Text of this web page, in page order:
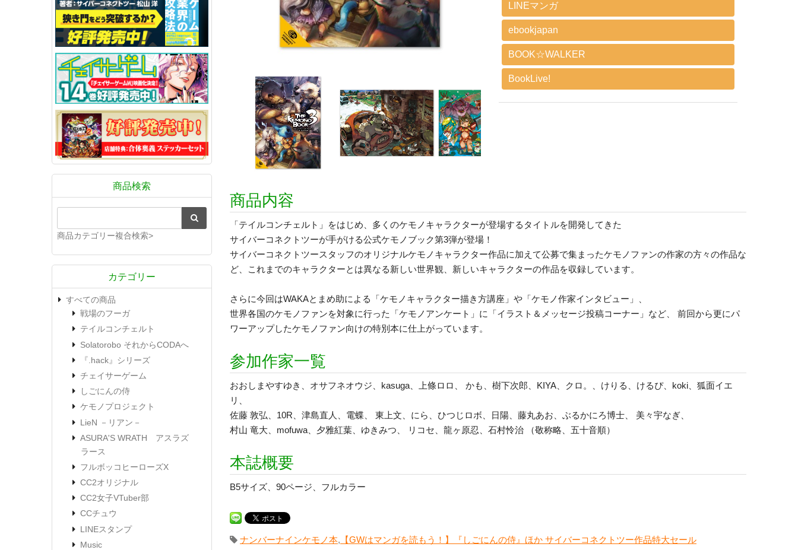
LINEマンガ
ebookjapan
BOOK☆WALKER
BookLive!
商品内容
「テイルコンチェルト」をはじめ、多くのケモノキャラクターが登場するタイトルを開発してきた
サイバーコネクトツーが手がける公式ケモノブック第3弾が登場！
サイバーコネクトツースタッフのオリジナルケモノキャラクター作品に加えて公募で集まったケモノファンの作家の方々の作品な
ど、これまでのキャラクターとは異なる新しい世界観、新しいキャラクターの作品を収録しています。
さらに今回はWAKAとまめ助による「ケモノキャラクター描き方講座」や「ケモノ作家インタビュー」、
世界各国のケモノファンを対象に行った「ケモノアンケート」に「イラスト＆メッセージ投稿コーナー」など、 前回から更にパ
ワーアップしたケモノファン向けの特別本に仕上がっています。
参加作家一覧
おおしまやすゆき、オサフネオウジ、kasuga、上條ロロ、 かも、樹下次郎、KIYA、クロ。、けりる、けるぴ、koki、狐面イエ
リ、
佐藤 敦弘、10R、津島直人、電蝶、 東上文、にら、ひつじロボ、日陽、藤丸あお、ぶるかにろ博士、 美々宇なぎ、
村山 竜大、mofuwa、夕雅紅葉、ゆきみつ、 リコセ、龍ヶ原忍、石村怜治 （敬称略、五十音順）
本誌概要
B5サイズ、90ページ、フルカラー
ナンバーナインケモノ本, 【GWはマンガを読もう！】『しごにんの侍』ほか サイバーコネクトツー作品特大セール
商品検索
商品カテゴリー複合検索>
カテゴリー
すべての商品
戦場のフーガ
テイルコンチェルト
Solatorobo それからCODAへ
『.hack』シリーズ
チェイサーゲーム
しごにんの侍
ケモノプロジェクト
LieN －リアン－
ASURA'S WRATH アスラズ
ラース
フルボッコヒーローズX
CC2オリジナル
CC2女子VTuber部
CCチュウ
LINEスタンプ
Music